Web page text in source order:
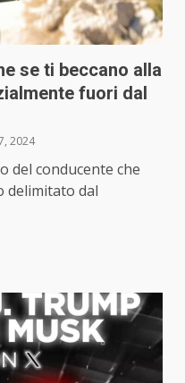
se ti beccano alla
fuori dal
2024
del conducente che
delimitato dal